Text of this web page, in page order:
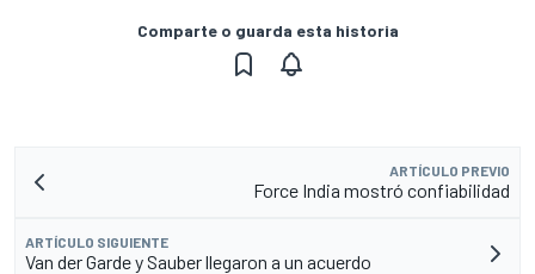
Comparte o guarda esta historia
ARTÍCULO PREVIO
Force India mostró confiabilidad
ARTÍCULO SIGUIENTE
Van der Garde y Sauber llegaron a un acuerdo